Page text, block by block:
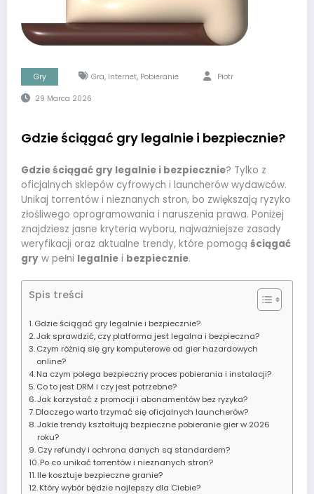
Gry Gra, Internet, Pobieranie Piotr
29 Marca 2026
Gdzie ściągać gry legalnie i bezpiecznie?
Gdzie ściągać gry legalnie i bezpiecznie? Tylko z
oficjalnych sklepów cyfrowych i launcherów wydawców.
Unikaj torrentów i nieznanych stron, bo zwiększają ryzyko
złośliwego oprogramowania i naruszenia prawa. Poniżej
znajdziesz jasne kryteria wyboru, najważniejsze zasady
weryfikacji oraz aktualne trendy, które pomogą ściągać
gry w pełni legalnie i bezpiecznie.
Spis treści
Gdzie ściągać gry legalnie i bezpiecznie?
Jak sprawdzić, czy platforma jest legalna i bezpieczna?
Czym różnią się gry komputerowe od gier hazardowych
online?
Na czym polega bezpieczny proces pobierania i instalacji?
Co to jest DRM i czy jest potrzebne?
Jak korzystać z promocji i abonamentów bez ryzyka?
Dlaczego warto trzymać się oficjalnych launcherów?
Jakie trendy kształtują bezpieczne pobieranie gier w 2026
roku?
Czy refundy i ochrona danych są standardem?
Po co unikać torrentów i nieznanych stron?
Ile kosztuje bezpieczne granie?
Który wybór będzie najlepszy dla Ciebie?